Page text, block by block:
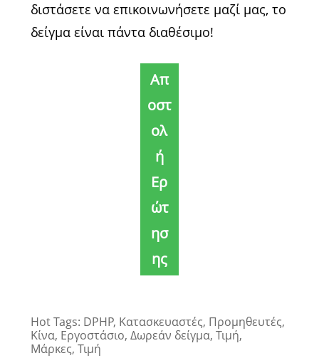
διστάσετε να επικοινωνήσετε μαζί μας, το
δείγμα είναι πάντα διαθέσιμο!
Απ
οστ
ολ
ή
Ερ
ώτ
ησ
ης
Hot Tags: DPHP, Κατασκευαστές, Προμηθευτές,
Κίνα, Εργοστάσιο, Δωρεάν δείγμα, Τιμή,
Μάρκες, Τιμή